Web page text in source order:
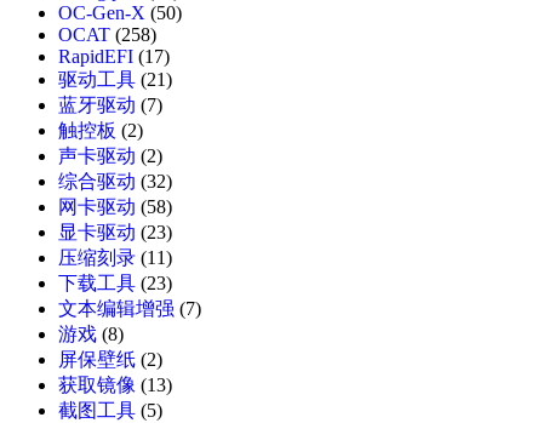
OC-Gen-X (50)
OCAT (258)
RapidEFI (17)
驱动工具 (21)
蓝牙驱动 (7)
触控板 (2)
声卡驱动 (2)
综合驱动 (32)
网卡驱动 (58)
显卡驱动 (23)
压缩刻录 (11)
下载工具 (23)
文本编辑增强 (7)
游戏 (8)
屏保壁纸 (2)
获取镜像 (13)
截图工具 (5)